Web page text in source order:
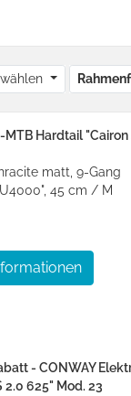
MTB Hardtail "Cairon
matt, 9-Gang
45 cm / M
- CONWAY
2.0 625" Mod. 23